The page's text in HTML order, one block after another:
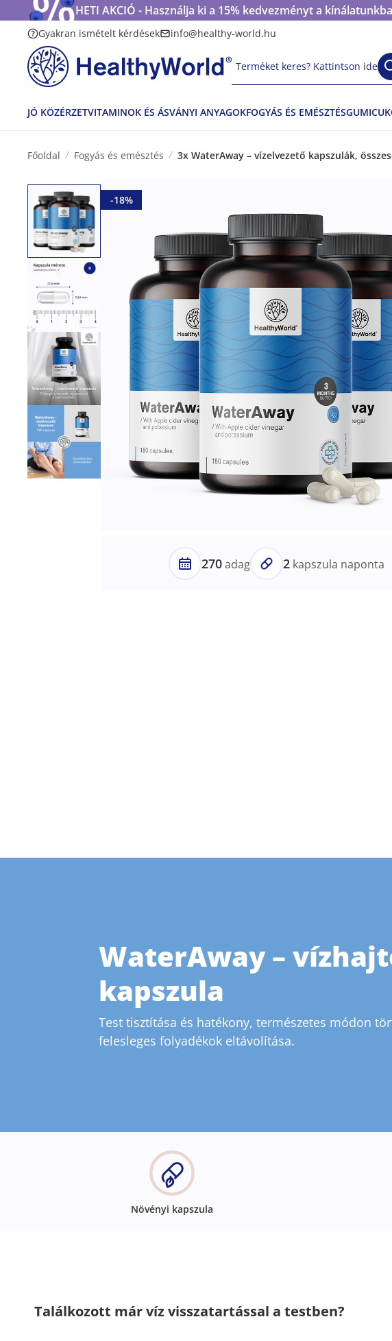
HETI AKCIÓ - Használja ki a 15% kedvezményt a
Gyakran ismételt kérdések info@healthy-world.hu
Terméket keres? Kattintson ide
JÓ KÖZÉRZETVITAMINOK ÉS ÁSVÁNYI ANYAGOKFOGYÁS ÉS EMÉSZTÉS
Főoldal Fogyás és emésztés 3x WaterAway – vízelvezető kapszulák,
-18%
270adag 2 kapszula naponta
WaterAway –
kapszula
Test tisztítása és hatékony, természetes módon
felesleges folyadékok eltávolítása.
Növényi kapszula
Találkozott már víz visszatartással a testben?